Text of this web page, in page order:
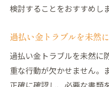
検討することをおすすめしま
過払い金トラブルを未然
過払い金トラブルを未然に
重な行動が欠かせません。